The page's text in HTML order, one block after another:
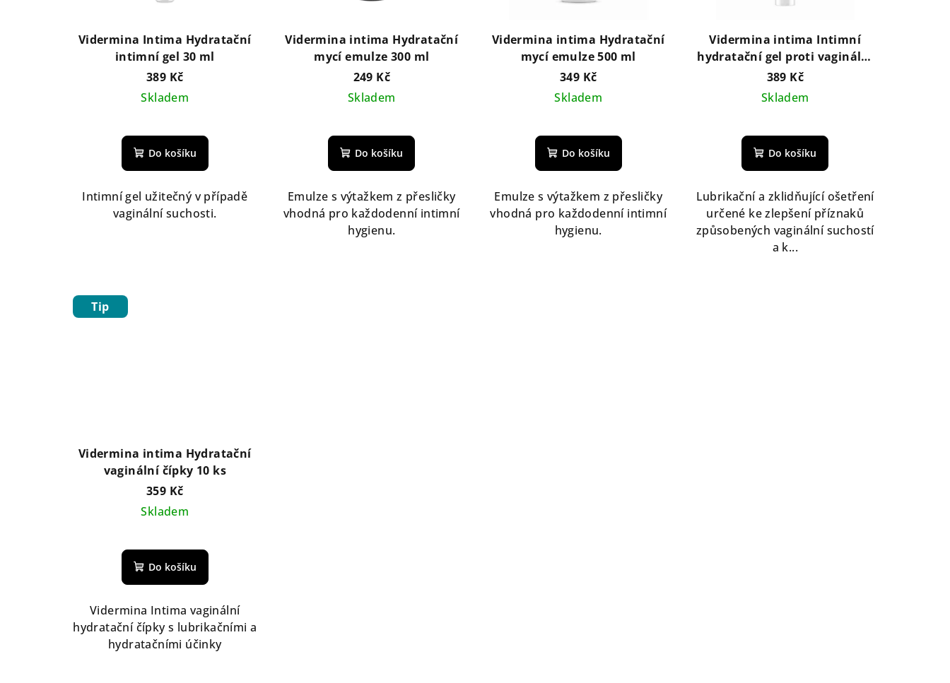
Vidermina Intima Hydratační
intimní gel 30 ml
389 Kč
Skladem
Do košíku
Intimní gel užitečný v případě
vaginální suchosti.
Vidermina intima Hydratační
mycí emulze 300 ml
249 Kč
Skladem
Do košíku
Emulze s výtažkem z přesličky
vhodná pro každodenní intimní
hygienu.
Vidermina intima Hydratační
mycí emulze 500 ml
349 Kč
Skladem
Do košíku
Emulze s výtažkem z přesličky
vhodná pro každodenní intimní
hygienu.
Vidermina intima Intimní
hydratační gel proti vaginální
suchosti 30 ml
389 Kč
Skladem
Do košíku
Lubrikační a zklidňující ošetření
určené ke zlepšení příznaků
způsobených vaginální suchostí
a k...
Tip
Vidermina intima Hydratační
vaginální čípky 10 ks
359 Kč
Skladem
Do košíku
Vidermina Intima vaginální
hydratační čípky s lubrikačními a
hydratačními účinky